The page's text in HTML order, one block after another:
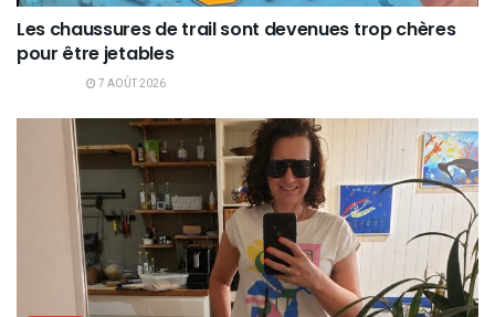
Les chaussures de trail sont devenues trop chères
pour être jetables
7 AOÛT 2026